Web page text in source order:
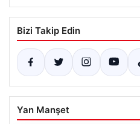
Bizi Takip Edin
Yan Manşet